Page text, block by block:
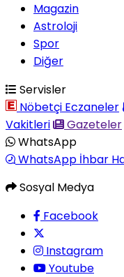
Magazin
Astroloji
Spor
Diğer
Servisler
Nöbetçi Eczaneler
Vakitleri
Gazeteler
WhatsApp
WhatsApp İhbar
Sosyal Medya
Facebook
Instagram
Youtube